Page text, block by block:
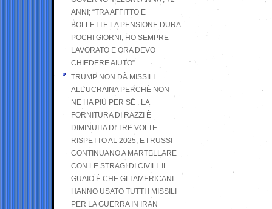
ANNI; “TRA AFFITTO E
BOLLETTE LA PENSIONE DURA
POCHI GIORNI, HO SEMPRE
LAVORATO E ORA DEVO
CHIEDERE AIUTO”
TRUMP NON DÀ MISSILI
ALL’UCRAINA PERCHÉ NON
NE HA PIÙ PER SÉ : LA
FORNITURA DI RAZZI È
DIMINUITA DI TRE VOLTE
RISPETTO AL 2025, E I RUSSI
CONTINUANO A MARTELLARE
CON LE STRAGI DI CIVILI. IL
GUAIO È CHE GLI AMERICANI
HANNO USATO TUTTI I MISSILI
PER LA GUERRA IN IRAN